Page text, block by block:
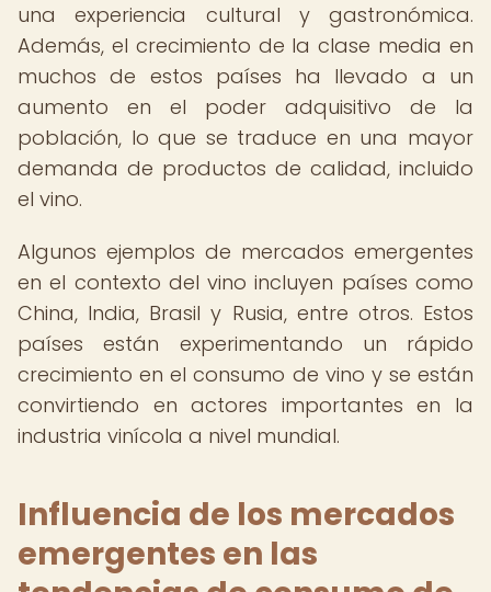
una experiencia cultural y gastronómica.
Además, el crecimiento de la clase media en
muchos de estos países ha llevado a un
aumento en el poder adquisitivo de la
población, lo que se traduce en una mayor
demanda de productos de calidad, incluido
el vino.
Algunos ejemplos de mercados emergentes
en el contexto del vino incluyen países como
China, India, Brasil y Rusia, entre otros. Estos
países están experimentando un rápido
crecimiento en el consumo de vino y se están
convirtiendo en actores importantes en la
industria vinícola a nivel mundial.
Influencia de los mercados
emergentes en las